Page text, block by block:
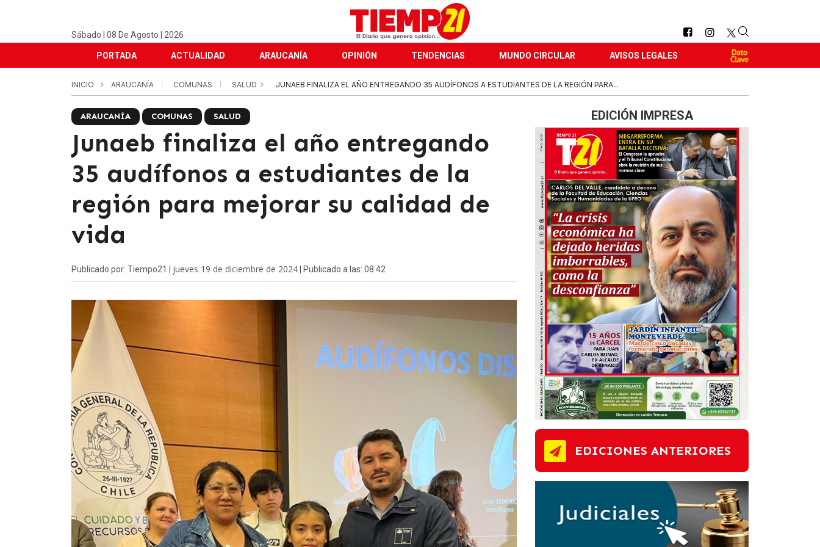
Sábado | 08 De Agosto | 2026
PORTADA ACTUALIDAD ARAUCANÍA OPINIÓN TENDENCIAS MUNDO CIRCULAR AVISOS LEGALES
INICIO ARAUCANÍA COMUNAS SALUD JUNAEB FINALIZA EL AÑO ENTREGANDO 35 AUDÍFONOS A ESTUDIANTES DE LA REGIÓN PARA...
ARAUCANÍA COMUNAS SALUD
Junaeb finaliza el año entregando
35 audífonos a estudiantes de la
región para mejorar su calidad de
vida
Publicado por: Tiempo21 | jueves 19 de diciembre de 2024 | Publicado a las: 08:42
EDICIÓN IMPRESA
EDICIONES ANTERIORES